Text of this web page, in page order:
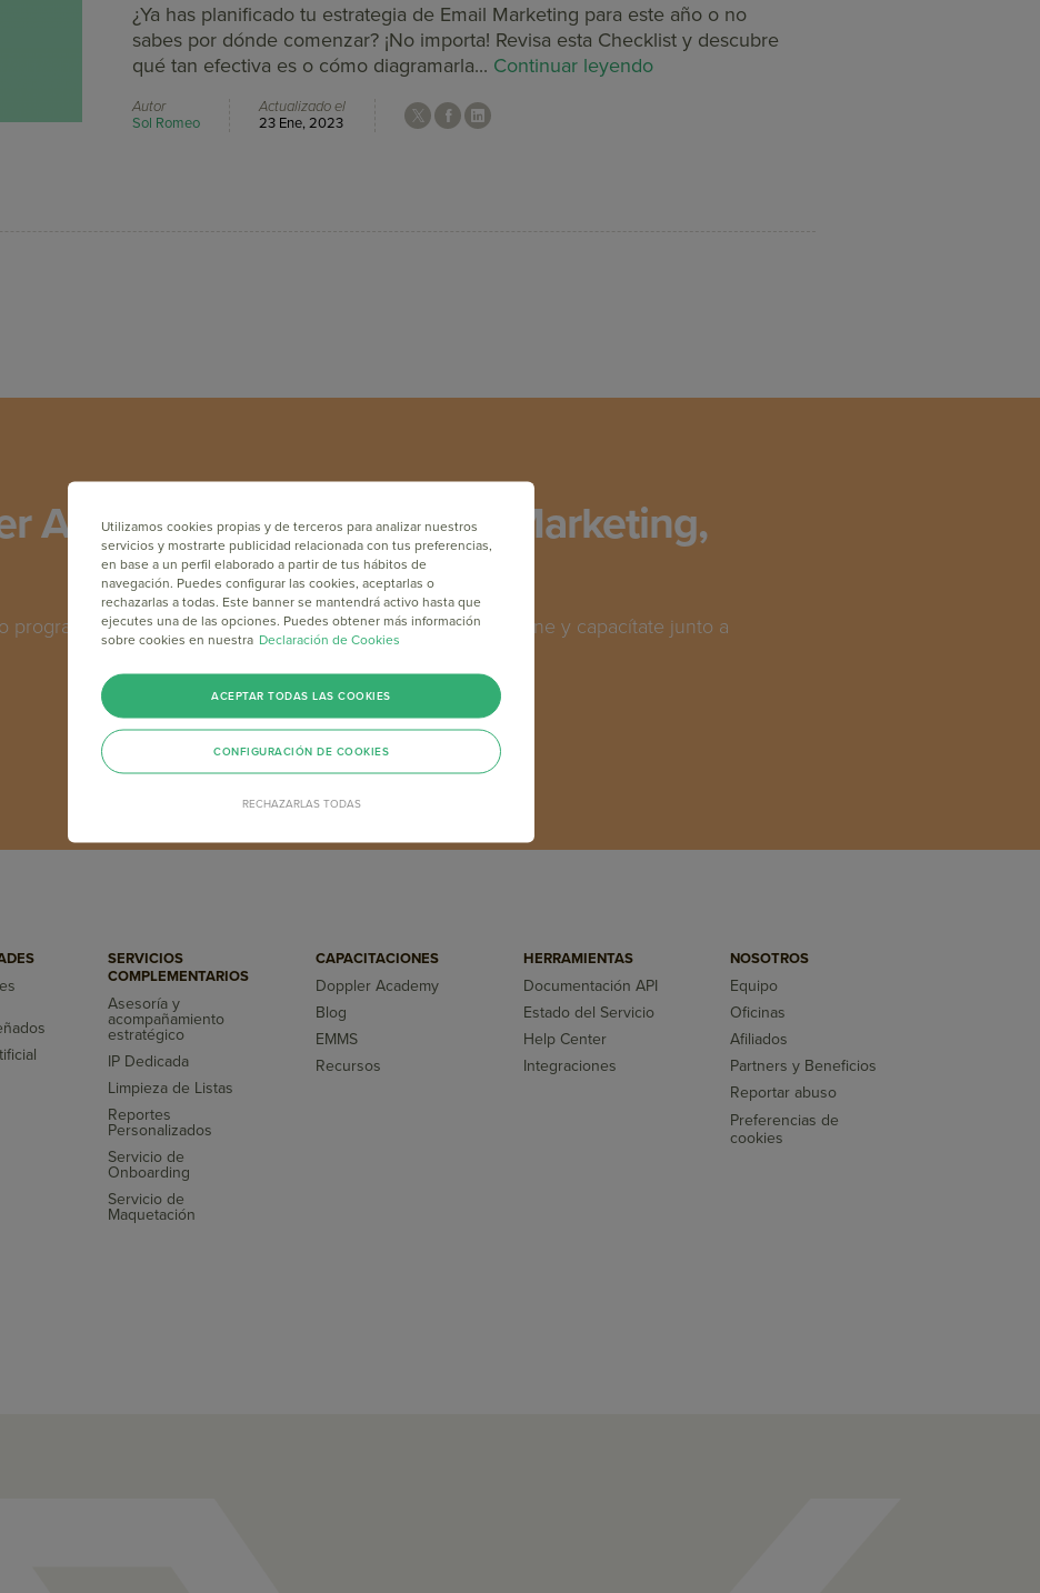
¿Ya has planificado tu estrategia de Email Marketing para este año o no
sabes por dónde comenzar? ¡No importa! Revisa esta Checklist y descubre
qué tan efectiva es o cómo diagramarla... Continuar leyendo
Autor
Sol Romeo
Actualizado el
23 Ene, 2023
Academy: Capacítate en Marketing,
gratis y online
programa de formación en Email Marketing y Marketing Online y capacítate junto a
los máximos referentes del sector a nivel mundial.
INSCRÍBETE GRATIS
SERVICIOS
COMPLEMENTARIOS
Asesoría y
acompañamiento
estratégico
IP Dedicada
Limpieza de Listas
Reportes
Personalizados
Servicio de
Onboarding
Servicio de
Maquetación
CAPACITACIONES
Doppler Academy
Blog
EMMS
Recursos
HERRAMIENTAS
Documentación API
Estado del Servicio
Help Center
Integraciones
NOSOTROS
Equipo
Oficinas
Afiliados
Partners y Beneficios
Reportar abuso
Preferencias de
cookies
Utilizamos cookies propias y de terceros para analizar nuestros
servicios y mostrarte publicidad relacionada con tus preferencias,
en base a un perfil elaborado a partir de tus hábitos de
navegación. Puedes configurar las cookies, aceptarlas o
rechazarlas a todas. Este banner se mantendrá activo hasta que
ejecutes una de las opciones. Puedes obtener más información
sobre cookies en nuestra Declaración de Cookies
RECHAZARLAS TODAS
ACEPTAR TODAS LAS COOKIES
CONFIGURACIÓN DE COOKIES